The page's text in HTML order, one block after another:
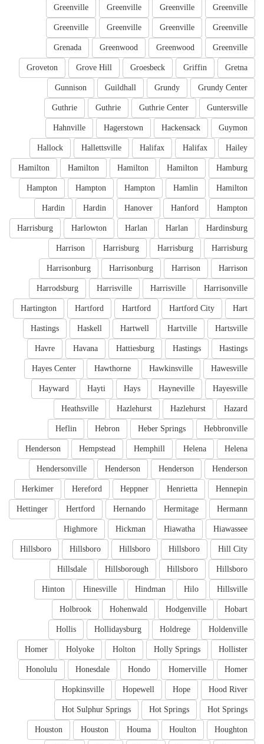
Greenville
Greenville
Greenville
Greenville
Greenville
Greenville
Greenville
Greenville
Greenville
Greenwood
Greenwood
Grenada
Gretna
Griffin
Groesbeck
Grove Hill
Groveton
Grundy Center
Grundy
Guildhall
Gunnison
Guntersville
Guthrie Center
Guthrie
Guthrie
Guymon
Hackensack
Hagerstown
Hahnville
Hailey
Halifax
Halifax
Hallettsville
Hallock
Hamburg
Hamilton
Hamilton
Hamilton
Hamilton
Hamilton
Hamlin
Hampton
Hampton
Hampton
Hampton
Hanford
Hanover
Hardin
Hardin
Hardinsburg
Harlan
Harlan
Harlowton
Harrisburg
Harrisburg
Harrisburg
Harrisburg
Harrison
Harrison
Harrison
Harrisonburg
Harrisonburg
Harrisonville
Harrisville
Harrisville
Harrodsburg
Hart
Hartford City
Hartford
Hartford
Hartington
Hartsville
Hartville
Hartwell
Haskell
Hastings
Hastings
Hastings
Hattiesburg
Havana
Havre
Hawesville
Hawkinsville
Hawthorne
Hayes Center
Hayesville
Hayneville
Hays
Hayti
Hayward
Hazard
Hazlehurst
Hazlehurst
Heathsville
Hebbronville
Heber Springs
Hebron
Heflin
Helena
Helena
Hemphill
Hempstead
Henderson
Henderson
Henderson
Henderson
Hendersonville
Hennepin
Henrietta
Heppner
Hereford
Herkimer
Hermann
Hermitage
Hernando
Hertford
Hettinger
Hiawassee
Hiawatha
Hickman
Highmore
Hill City
Hillsboro
Hillsboro
Hillsboro
Hillsboro
Hillsboro
Hillsboro
Hillsborough
Hillsdale
Hillsville
Hilo
Hindman
Hinesville
Hinton
Hobart
Hodgenville
Hohenwald
Holbrook
Holdenville
Holdrege
Hollidaysburg
Hollis
Hollister
Holly Springs
Holton
Holyoke
Homer
Homer
Homerville
Hondo
Honesdale
Honolulu
Hood River
Hope
Hopewell
Hopkinsville
Hot Springs
Hot Springs
Hot Sulphur Springs
Houghton
Houlton
Houma
Houston
Houston